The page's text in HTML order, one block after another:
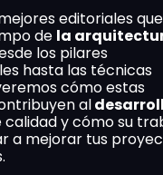
editoriales que
de la
los pilares
hasta las técnicas
cómo estas
al
calidad y cómo su
a mejorar tus